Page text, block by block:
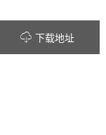
 下载地址